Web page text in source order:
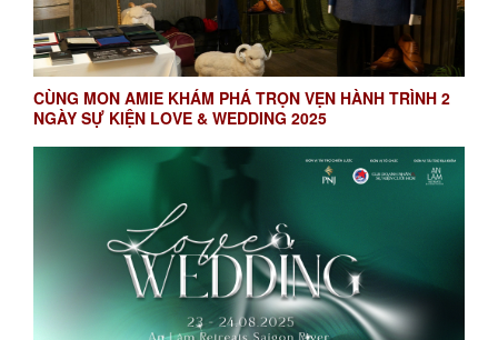
CÙNG MON AMIE KHÁM PHÁ TRỌN VẸN HÀNH TRÌNH 2
NGÀY SỰ KIỆN LOVE & WEDDING 2025